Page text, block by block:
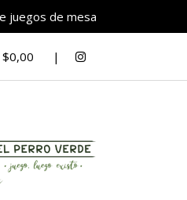
juegos de mesa
$0,00